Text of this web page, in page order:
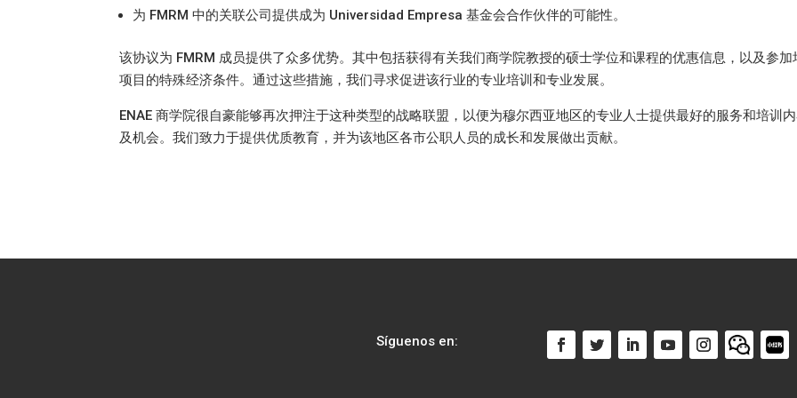
为 FMRM 中的关联公司提供成为 Universidad Empresa 基金会合作伙伴的可能性。
该协议为 FMRM 成员提供了众多优势。其中包括获得有关我们商学院教授的硕士学位和课程的优惠信息，以及参加
项目的特殊经济条件。通过这些措施，我们寻求促进该行业的专业培训和专业发展。
ENAE 商学院很自豪能够再次押注于这种类型的战略联盟，以便为穆尔西亚地区的专业人士提供最好的服务和培训
及机会。我们致力于提供优质教育，并为该地区各市公职人员的成长和发展做出贡献。
Síguenos en: